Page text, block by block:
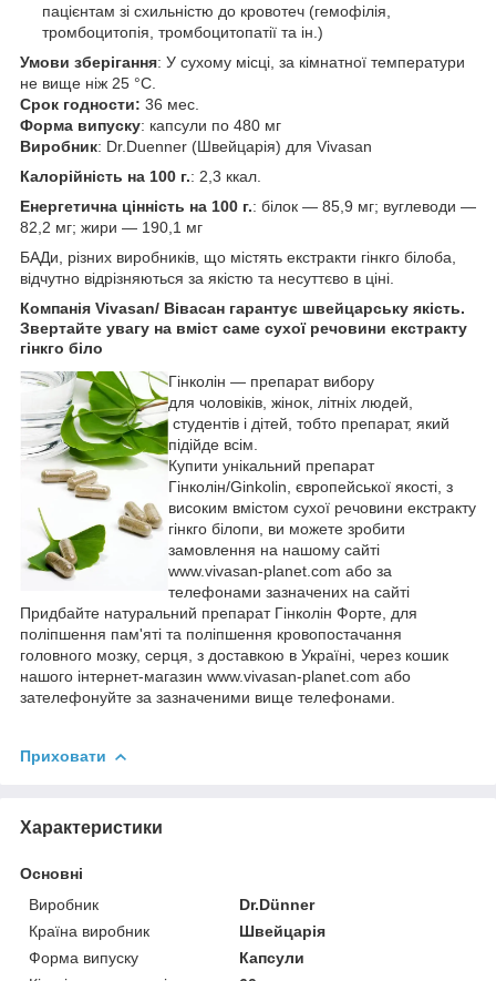
пацієнтам зі схильністю до кровотеч (гемофілія,
тромбоцитопія, тромбоцитопатії та ін.)
Умови зберігання: У сухому місці, за кімнатної температури
не вище ніж 25 °C.
Срок годности: 36 мес.
Форма випуску: капсули по 480 мг
Виробник: Dr.Duenner (Швейцарія) для Vivasan
Калорійність на 100 г.: 2,3 ккал.
Енергетична цінність на 100 г.: білок — 85,9 мг; вуглеводи —
82,2 мг; жири — 190,1 мг
БАДи, різних виробників, що містять екстракти гінкго білоба,
відчутно відрізняються за якістю та несуттєво в ціні.
Компанія Vivasan/ Вівасан гарантує швейцарську якість.
Звертайте увагу на вміст саме сухої речовини екстракту
гінкго біло
Гінколін — препарат вибору
для чоловіків, жінок, літніх людей,
студентів і дітей, тобто препарат, який
підійде всім.
Купити унікальний препарат
Гінколін/Ginkolin, європейської якості, з
високим вмістом сухої речовини екстракту
гінкго білопи, ви можете зробити
замовлення на нашому сайті
www.vivasan-planet.com або за
телефонами зазначених на сайті
Придбайте натуральний препарат Гінколін Форте, для
поліпшення пам'яті та поліпшення кровопостачання
головного мозку, серця, з доставкою в Україні, через кошик
нашого інтернет-магазин www.vivasan-planet.com або
зателефонуйте за зазначеними вище телефонами.
Приховати
Характеристики
Основні
Виробник
Dr.Dünner
Країна виробник
Швейцарія
Форма випуску
Капсули